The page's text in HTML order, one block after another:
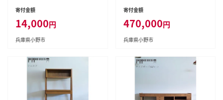
工芸品 伝統技術 高級炭素鋼
寄付金額
14,000円
兵庫県小野市
寄付金額
470,000円
兵庫県小野市